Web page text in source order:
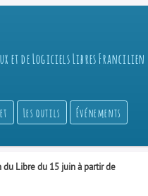
et de Logiciels Libres Francilien
Les outils Événements
du Libre du 15 juin à partir de